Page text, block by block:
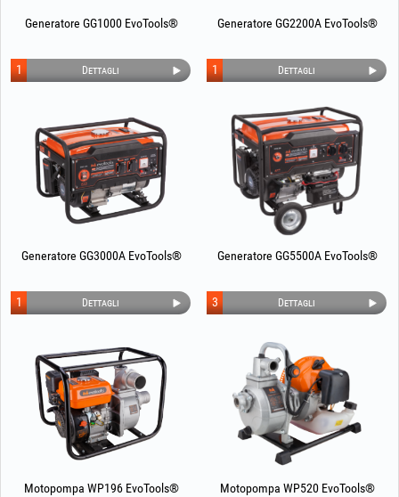
Generatore GG1000 EvoTools®
Dettagli
1
Generatore GG2200A EvoTools®
Dettagli
1
Generatore GG3000A EvoTools®
Dettagli
1
Generatore GG5500A EvoTools®
Dettagli
3
Motopompa WP196 EvoTools® Motopompa WP520 EvoTools®